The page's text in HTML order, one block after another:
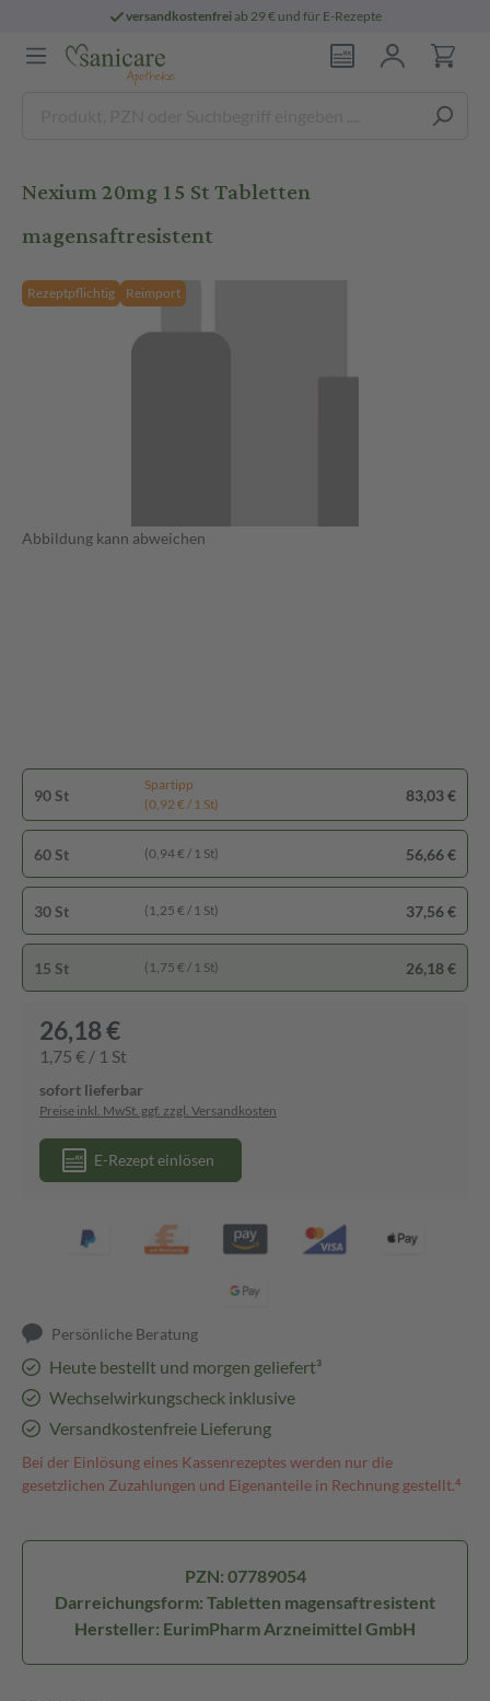
versandkostenfreiab 29 € und für E-Rezepte
Nexium 20mg 15 St Tabletten
magensaftresistent
Rezeptpflichtig Reimport
Abbildung kann abweichen
90 St
Spartipp
(0,92 € / 1 St)
83,03 €
60 St (0,94 € / 1 St) 56,66 €
30 St (1,25 € / 1 St) 37,56 €
15 St (1,75 € / 1 St) 26,18 €
26,18 €
1,75 € / 1 St
sofort lieferbar
Preise inkl. MwSt. ggf. zzgl. Versandkosten
E-Rezept einlösen
Persönliche Beratung
Heute bestellt und morgen geliefert³
Wechselwirkungscheck inklusive
Versandkostenfreie Lieferung
Bei der Einlösung eines Kassenrezeptes werden nur die
gesetzlichen Zuzahlungen und Eigenanteile in Rechnung gestellt.⁴
PZN: 07789054
Darreichungsform: Tabletten magensaftresistent
Hersteller: EurimPharm Arzneimittel GmbH